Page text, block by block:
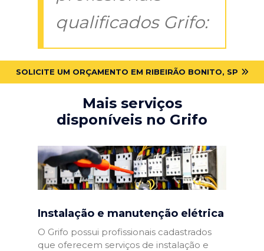
qualificados Grifo:
SOLICITE UM ORÇAMENTO EM RIBEIRÃO BONITO, SP
Mais serviços
disponíveis no Grifo
Instalação e manutenção elétrica
O Grifo possui profissionais cadastrados
que oferecem serviços de instalação e